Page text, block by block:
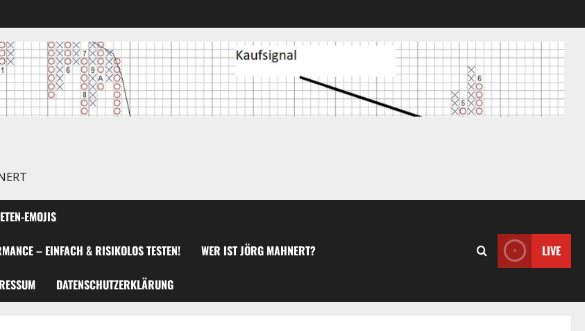
EMOJIS
– EINFACH & RISIKOLOS TESTEN! WER IST JÖRG MAHNERT?
DATENSCHUTZERKLÄRUNG
LIVE